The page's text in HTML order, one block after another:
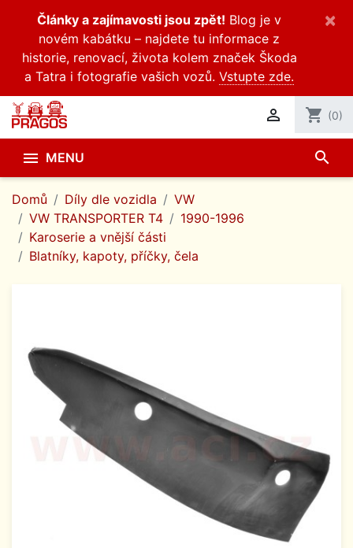
Články a zajímavosti jsou zpět! Blog je v
novém kabátku – najdete tu informace z
historie, renovací, života kolem značek Škoda
a Tatra i fotografie vašich vozů. Vstupte zde.
×
 shopping_cart (0)
 MENU search
Domů Díly dle vozidla
VW
VW TRANSPORTER T4
1990-1996
Karoserie a vnější části
Blatníky, kapoty, příčky, čela